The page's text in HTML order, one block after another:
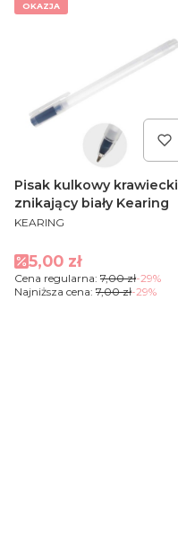
OKAZJA
Pisak kulkowy krawiecki
znikający biały Kearing
PRODUCENT
KEARING
Cena promocyjna
5,00 zł
Cena regularna: 7,00 zł-29%
Najniższa cena: 7,00 zł-29%